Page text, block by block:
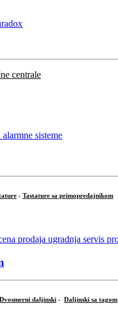
centrale
- Tastature sa primopredajnikom
Dvosmerni daljinski - Daljinski sa tagom